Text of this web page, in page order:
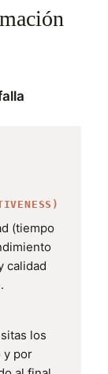
(tiempo
calidad
los
y por